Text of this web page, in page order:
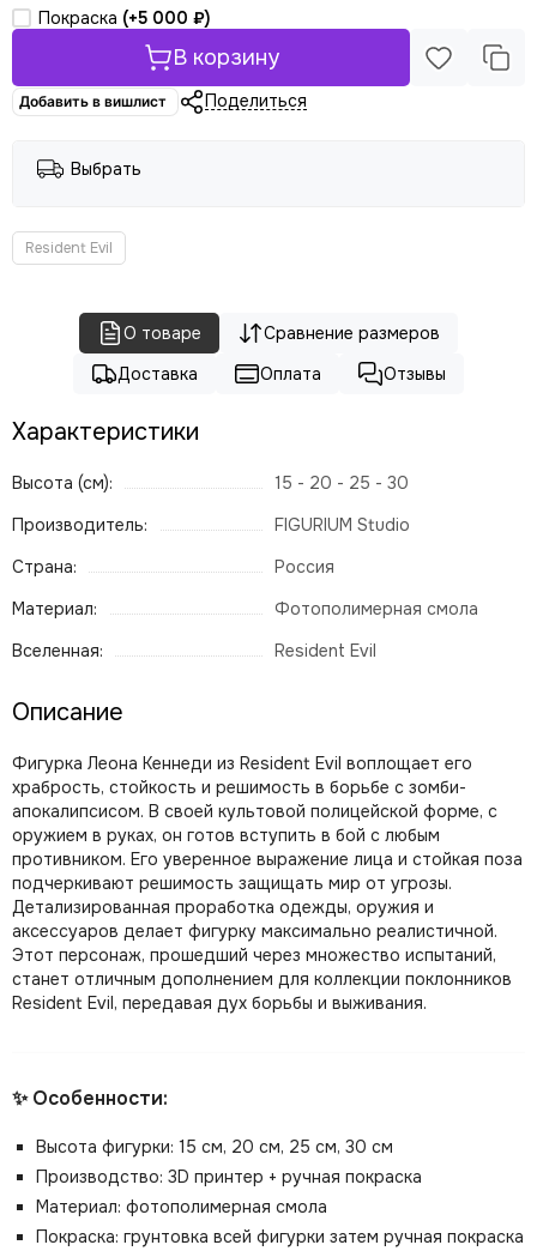
Покраска (+5 000 ₽)
В корзину
Добавить в вишлист Поделиться
Выбрать
Resident Evil
О товаре
Сравнение размеров
Доставка
Оплата Отзывы
Характеристики
Высота (см):
15 - 20 - 25 - 30
Производитель:
FIGURIUM Studio
Страна:
Россия
Материал:
Фотополимерная смола
Вселенная:
Resident Evil
Описание
Фигурка Леона Кеннеди из Resident Evil воплощает его
храбрость, стойкость и решимость в борьбе с зомби-
апокалипсисом. В своей культовой полицейской форме, с
оружием в руках, он готов вступить в бой с любым
противником. Его уверенное выражение лица и стойкая поза
подчеркивают решимость защищать мир от угрозы.
Детализированная проработка одежды, оружия и
аксессуаров делает фигурку максимально реалистичной.
Этот персонаж, прошедший через множество испытаний,
станет отличным дополнением для коллекции поклонников
Resident Evil, передавая дух борьбы и выживания.
✨ Особенности:
Высота фигурки: 15 см, 20 см, 25 см, 30 см
Производство: 3D принтер + ручная покраска
Материал: фотополимерная смола
Покраска: грунтовка всей фигурки затем ручная покраска